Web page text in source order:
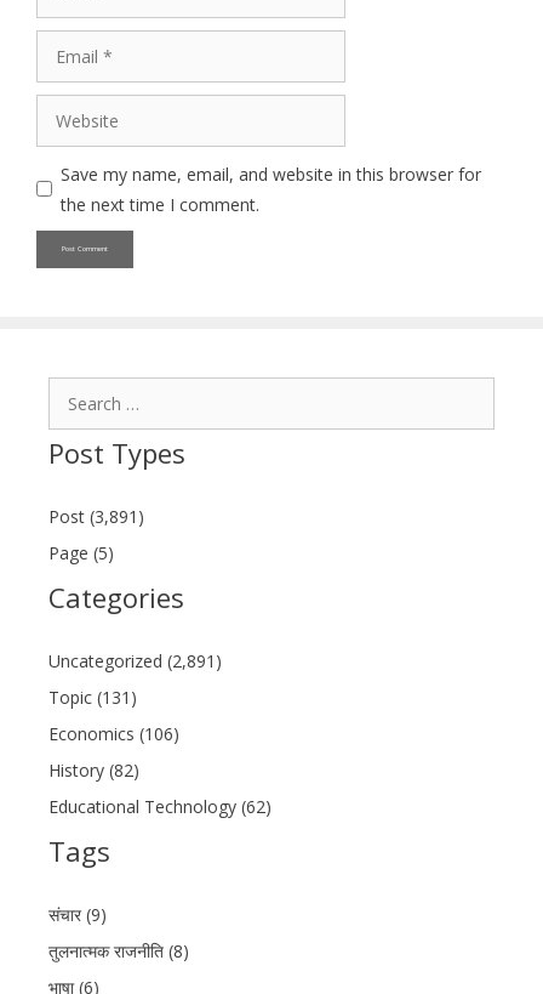
Website
Save my name, email, and website in this browser for
the next time I comment.
Post Types
Post (3,891)
Page (5)
Categories
Uncategorized (2,891)
Topic (131)
Economics (106)
History (82)
Educational Technology (62)
Tags
संचार (9)
तुलनात्मक राजनीति (8)
भाषा (6)